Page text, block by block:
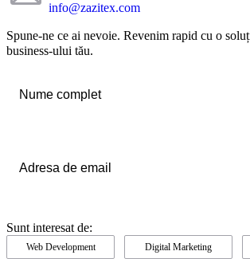
info@zazitex.com
Spune-ne ce ai nevoie. Revenim rapid cu o
business-ului tău.
complet*
Sunt interesat de:
Web Development Digital Marketing